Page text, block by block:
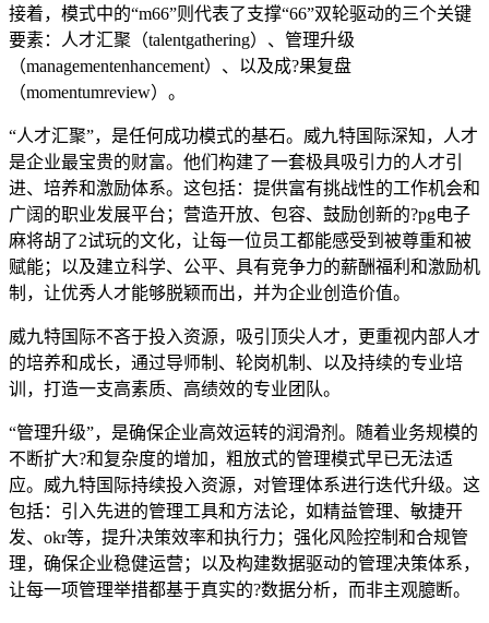
接着，模式中的“m66”则代表了支撑“66”双轮驱动的三个关键
要素：人才汇聚（talentgathering）、管理升级
（managementenhancement）、以及成?果复盘
（momentumreview）。
“人才汇聚”，是任何成功模式的基石。威九特国际深知，人才
是企业最宝贵的财富。他们构建了一套极具吸引力的人才引
进、培养和激励体系。这包括：提供富有挑战性的工作机会和
广阔的职业发展平台；营造开放、包容、鼓励创新的?pg电子
麻将胡了2试玩的文化，让每一位员工都能感受到被尊重和被
赋能；以及建立科学、公平、具有竞争力的薪酬福利和激励机
制，让优秀人才能够脱颖而出，并为企业创造价值。
威九特国际不吝于投入资源，吸引顶尖人才，更重视内部人才
的培养和成长，通过导师制、轮岗机制、以及持续的专业培
训，打造一支高素质、高绩效的专业团队。
“管理升级”，是确保企业高效运转的润滑剂。随着业务规模的
不断扩大?和复杂度的增加，粗放式的管理模式早已无法适
应。威九特国际持续投入资源，对管理体系进行迭代升级。这
包括：引入先进的管理工具和方法论，如精益管理、敏捷开
发、okr等，提升决策效率和执行力；强化风险控制和合规管
理，确保企业稳健运营；以及构建数据驱动的管理决策体系，
让每一项管理举措都基于真实的?数据分析，而非主观臆断。